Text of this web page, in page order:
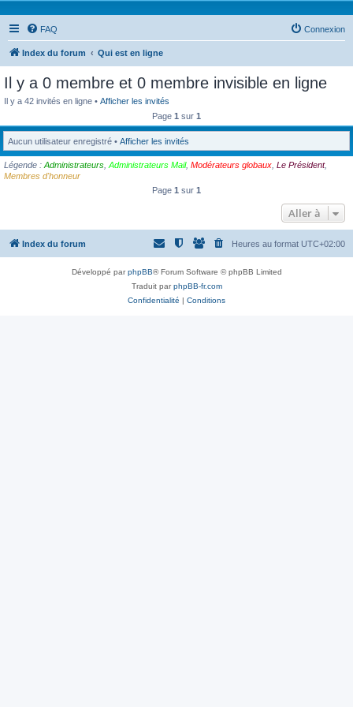
FAQ Connexion
Index du forum Qui est en ligne
Il y a 0 membre et 0 membre invisible en ligne
Il y a 42 invités en ligne • Afficher les invités
Page 1 sur 1
Aucun utilisateur enregistré • Afficher les invités
Légende : Administrateurs Administrateurs Mail, Modérateurs globaux Le Président,
Membres d'honneur
Page 1 sur 1
Aller à
Index du forum Heures au format UTC+02:00
Développé parphpBB® Forum Software © phpBB Limited
Traduit parphpBB-fr.com
Confidentialité | Conditions